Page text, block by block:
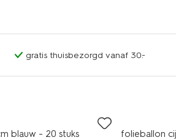
gratis thuisbezorgd vanaf 30.-
blauw - 20 stuks folieballon